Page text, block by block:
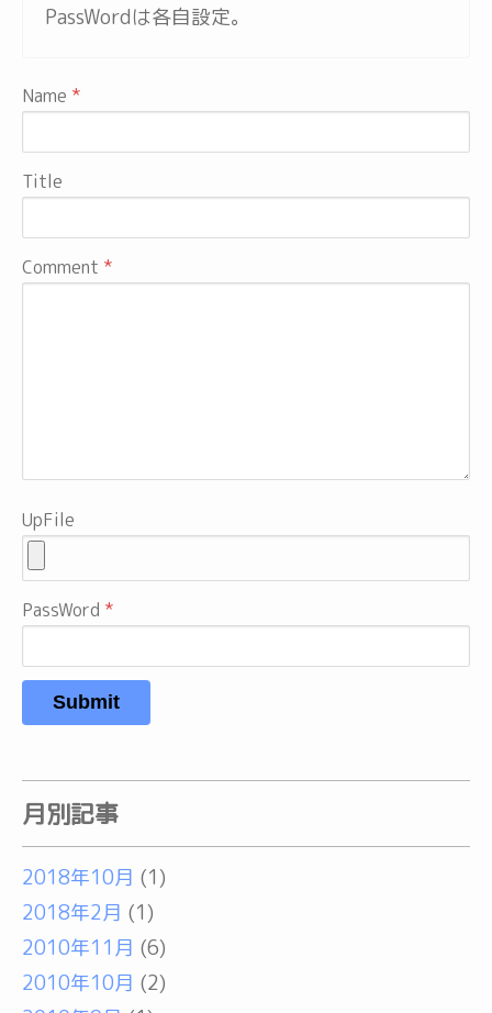
PassWordは各自設定。
Name
Title
Comment
UpFile
PassWord
Submit
月別記事
2018年10月 (1)
2018年2月 (1)
2010年11月 (6)
2010年10月 (2)